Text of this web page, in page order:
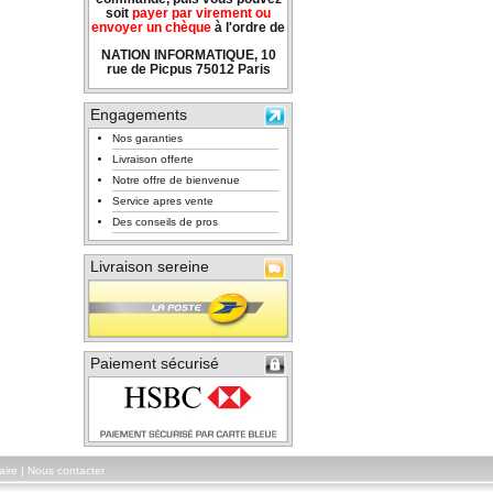
soit payer par virement ou
envoyer un chèque à l'ordre de
NATION INFORMATIQUE, 10
rue de Picpus 75012 Paris
Engagements
Nos garanties
Livraison offerte
Notre offre de bienvenue
Service apres vente
Des conseils de pros
Livraison sereine
Paiement sécurisé
Nous contacter